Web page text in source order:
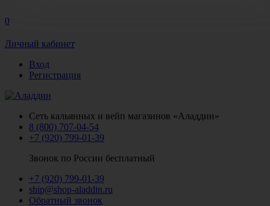
0
Личный кабинет
Вход
Регистрация
Сеть кальянных и вейп магазинов «Аладдин»
8 (800) 707-04-54
+7 (920) 799-01-39
Звонок по России бесплатный
+7 (920) 799-01-39
ship@shop-aladdin.ru
Обратный звонок